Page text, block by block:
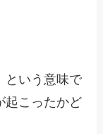
という意味で
起こったかど